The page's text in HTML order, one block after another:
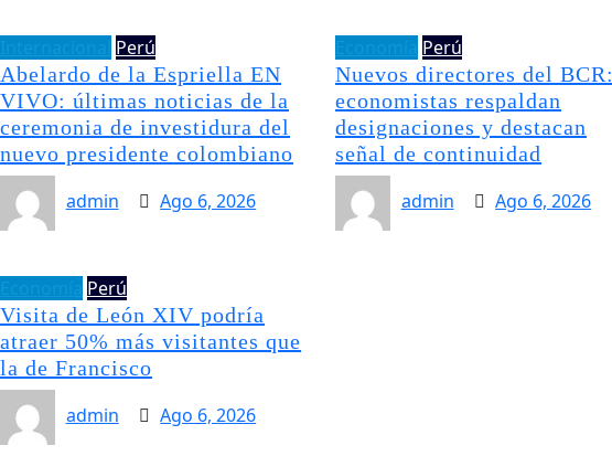
Perú
Abelardo de la Espriella EN
VIVO: últimas noticias de la
ceremonia de investidura del
nuevo presidente colombiano
admin
Ago 6, 2026
Perú
Nuevos directores del BCR:
economistas respaldan
designaciones y destacan
señal de continuidad
admin
Ago 6, 2026
Perú
Visita de León XIV podría
atraer 50% más visitantes que
la de Francisco
admin
Ago 6, 2026